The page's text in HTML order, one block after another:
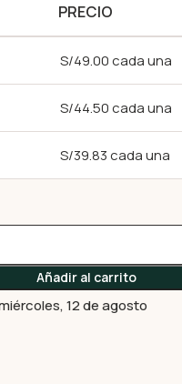
PRECIO
S/49.00 cada una
S/44.50 cada una
S/39.83 cada una
Añadir al carrito
12 de agosto